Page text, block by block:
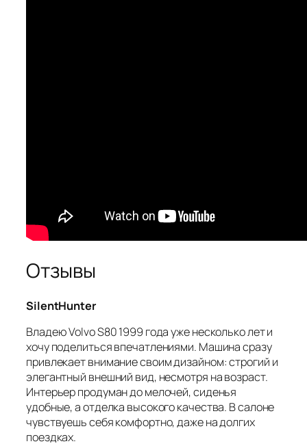
Отзывы
SilentHunter
Владею Volvo S80 1999 года уже несколько лет и
хочу поделиться впечатлениями. Машина сразу
привлекает внимание своим дизайном: строгий и
элегантный внешний вид, несмотря на возраст.
Интерьер продуман до мелочей, сиденья
удобные, а отделка высокого качества. В салоне
чувствуешь себя комфортно, даже на долгих
поездках.